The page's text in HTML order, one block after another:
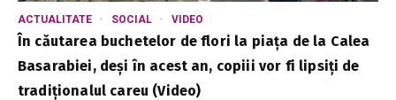
ACTUALITATE SOCIAL VIDEO
În căutarea buchetelor de flori la piața de la Calea
Basarabiei, deși în acest an, copiii vor fi lipsiți de
tradiționalul careu (Video)